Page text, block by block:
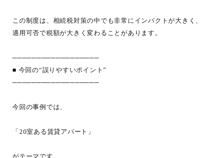
この制度は、相続税対策の中でも非常にインパクトが大きく、
適用可否で税額が大きく変わることがあります。
──────────────────
■ 今回の“誤りやすいポイント”
──────────────────
今回の事例では、
「20室ある賃貸アパート」
がテーマです。